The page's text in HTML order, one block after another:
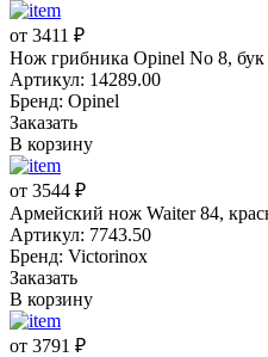
от 3411 ₽
Нож грибника Opinel No 8, бук
Артикул: 14289.00
Бренд: Opinel
Заказать
В корзину
от 3544 ₽
Армейский нож Waiter 84,
Артикул: 7743.50
Бренд: Victorinox
Заказать
В корзину
от 3791 ₽